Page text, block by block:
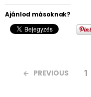
Ajánlod másoknak?
PREVIOUS 1